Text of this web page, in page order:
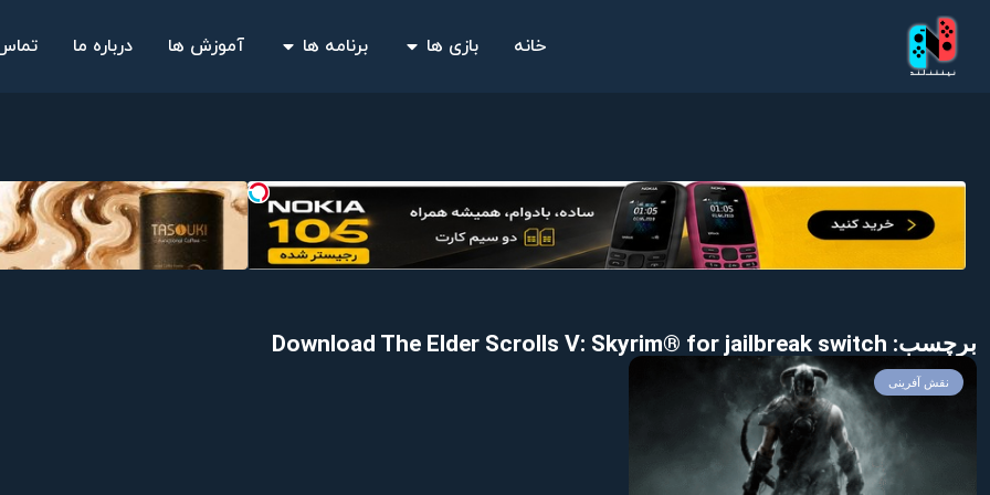
خانه بازی ها برنامه ها آموزش ها درباره ما
برچسب: Download The Elder Scrolls V: Skyrim® for jailbreak switch
نقش آفرینی